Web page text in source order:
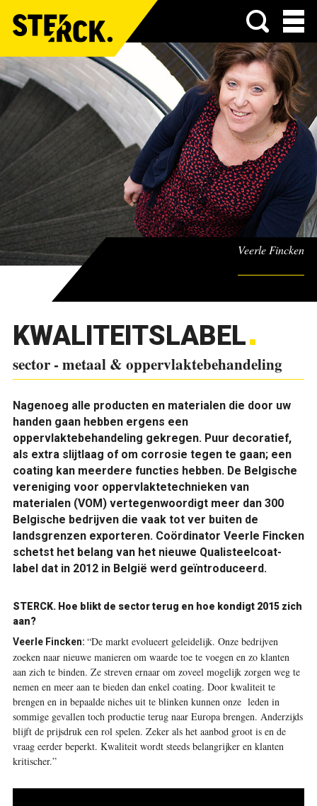
Menu
Veerle Fincken
KWALITEITSLABEL
sector - metaal & oppervlaktebehandeling
Nagenoeg alle producten en materialen die door uw
handen gaan hebben ergens een
oppervlaktebehandeling gekregen. Puur decoratief,
als extra slijtlaag of om corrosie tegen te gaan; een
coating kan meerdere functies hebben. De Belgische
vereniging voor oppervlaktetechnieken van
materialen (VOM) vertegenwoordigt meer dan 300
Belgische bedrijven die vaak tot ver buiten de
landsgrenzen exporteren. Coördinator Veerle Fincken
schetst het belang van het nieuwe Qualisteelcoat-
label dat in 2012 in België werd geïntroduceerd.
STERCK. Hoe blikt de sector terug en hoe kondigt 2015 zich
aan?
Veerle Fincken: “De markt evolueert geleidelijk. Onze bedrijven
zoeken naar nieuwe manieren om waarde toe te voegen en zo klanten
aan zich te binden. Ze streven ernaar om zoveel mogelijk zorgen weg te
nemen en meer aan te bieden dan enkel coating. Door kwaliteit te
brengen en in bepaalde niches uit te blinken kunnen onze leden in
sommige gevallen toch productie terug naar Europa brengen. Anderzijds
blijft de prijsdruk een rol spelen. Zeker als het aanbod groot is en de
vraag eerder beperkt. Kwaliteit wordt steeds belangrijker en klanten
kritischer.”